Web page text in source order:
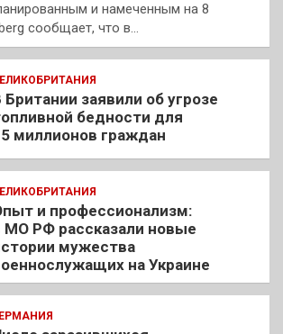
и намеченным на 8
сообщает, что в…
Британии заявили об угрозе
бедности для
миллионов граждан
и профессионализм:
МО РФ рассказали новые
мужества
на Украине